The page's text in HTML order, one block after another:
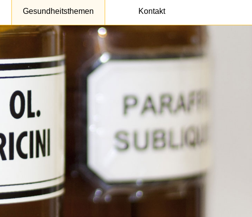
Gesundheitsthemen Kontakt